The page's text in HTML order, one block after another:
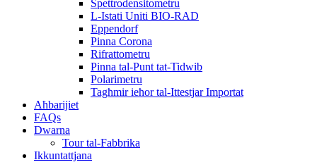
Spettrodensitometru
L-Istati Uniti BIO-RAD
Eppendorf
Pinna Corona
Rifrattometru
Pinna tal-Punt tat-Tidwib
Polarimetru
Tagħmir ieħor tal-Ittestjar Importat
Aħbarijiet
FAQs
Dwarna
Tour tal-Fabbrika
Ikkuntattjana